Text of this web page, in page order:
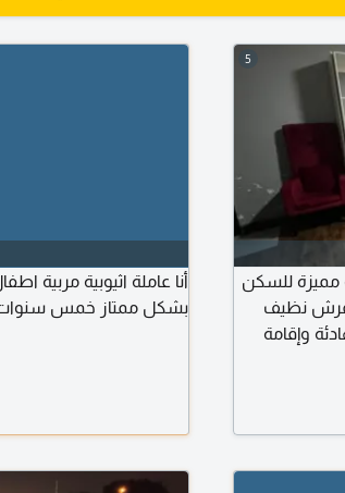
5
مميزة للسكن
نظيف
وإقامة
أنا عاملة اثيوبية مربية
بشكل ممتاز خمس سنوات